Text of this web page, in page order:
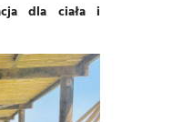
dla ciała i